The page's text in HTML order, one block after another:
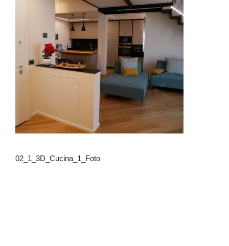
02_1_3D_Cucina_1_Foto